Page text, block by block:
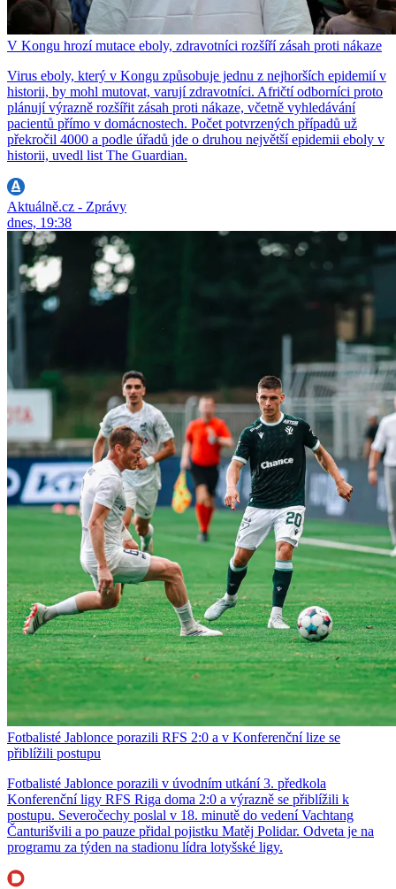
V Kongu hrozí mutace eboly, zdravotníci rozšíří zásah proti nákaze
Virus eboly, který v Kongu způsobuje jednu z nejhorších epidemií v
historii, by mohl mutovat, varují zdravotníci. Afričtí odborníci proto
plánují výrazně rozšířit zásah proti nákaze, včetně vyhledávání
pacientů přímo v domácnostech. Počet potvrzených případů už
překročil 4000 a podle úřadů jde o druhou největší epidemii eboly v
historii, uvedl list The Guardian.
Aktuálně.cz - Zprávy
dnes, 19:38
Fotbalisté Jablonce porazili RFS 2:0 a v Konferenční lize se
přiblížili postupu
Fotbalisté Jablonce porazili v úvodním utkání 3. předkola
Konferenční ligy RFS Riga doma 2:0 a výrazně se přiblížili k
postupu. Severočechy poslal v 18. minutě do vedení Vachtang
Čanturišvili a po pauze přidal pojistku Matěj Polidar. Odveta je na
programu za týden na stadionu lídra lotyšské ligy.